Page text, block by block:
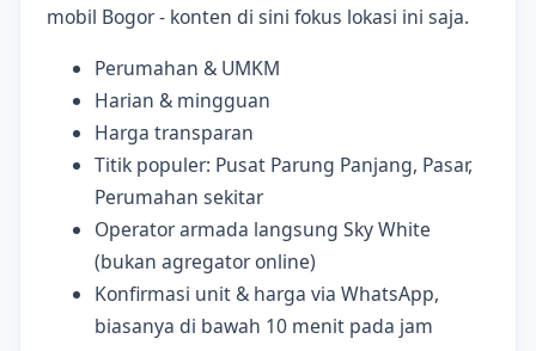
mobil Bogor - konten di sini fokus lokasi ini saja.
Perumahan & UMKM
Harian & mingguan
Harga transparan
Titik populer: Pusat Parung Panjang, Pasar,
Perumahan sekitar
Operator armada langsung Sky White
(bukan agregator online)
Konfirmasi unit & harga via WhatsApp,
biasanya di bawah 10 menit pada jam